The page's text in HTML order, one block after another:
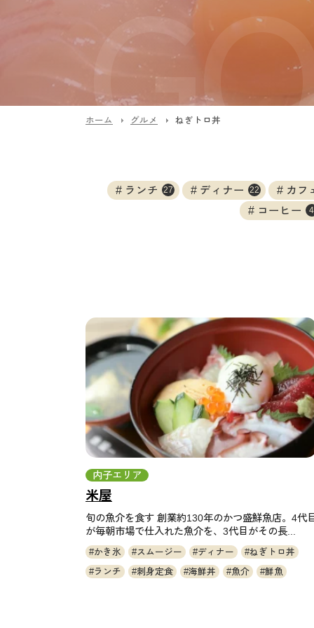
ホーム グルメ ねぎトロ丼
ランチ 27 ディナー 22
カフ
コーヒー
4
内子エリア
米屋
旬の魚介を食す 創業約130年のかつ盛鮮魚店。4代
が毎朝市場で仕入れた魚介を、3代目がその長...
かき氷 スムージー ディナー
ねぎトロ丼
ランチ
刺身定食 海鮮丼 魚介 鮮魚